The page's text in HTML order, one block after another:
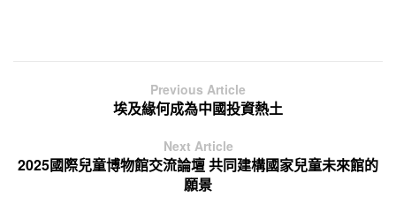
Previous Article
埃及緣何成為中國投資熱土
Next Article
2025國際兒童博物館交流論壇 共同建構國家兒童未來館的
願景